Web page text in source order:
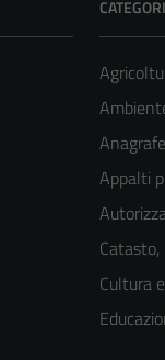
Appalti
Catasto,
Cultura